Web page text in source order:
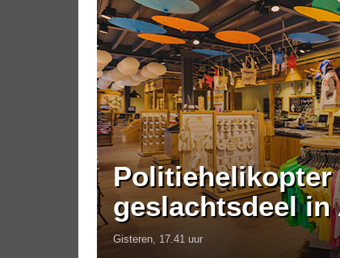
Politiehelikopter
geslachtsdeel
Gisteren, 17.41 uur